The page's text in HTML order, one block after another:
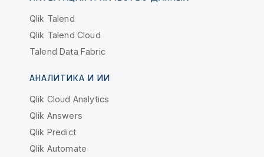
Qlik Talend
Qlik Talend Cloud
Talend Data Fabric
АНАЛИТИКА И ИИ
Qlik Cloud Analytics
Qlik Answers
Qlik Predict
Qlik Automate